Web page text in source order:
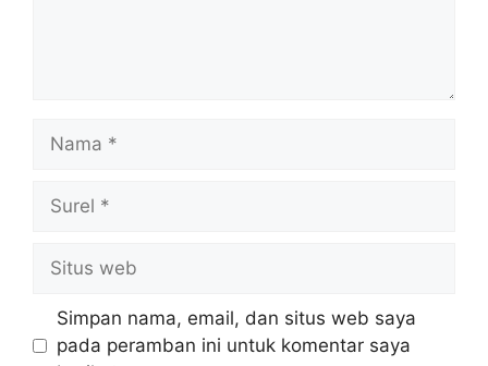
Nama
Surel
Situs
web
Simpan nama, email, dan situs web saya
pada peramban ini untuk komentar saya